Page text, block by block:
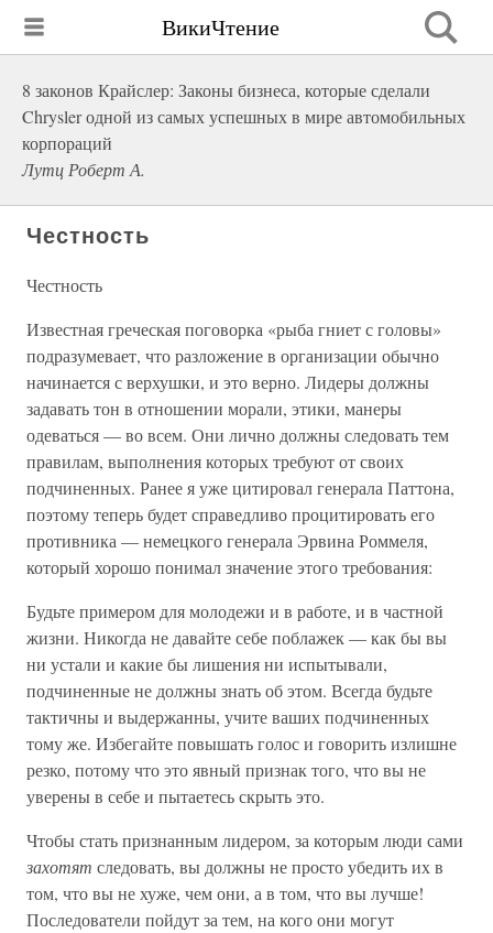
ВикиЧтение
8 законов Крайслер: Законы бизнеса, которые сделали
Chrysler одной из самых успешных в мире автомобильных
корпораций
Лутц Роберт А.
Честность
Честность
Известная греческая поговорка «рыба гниет с головы»
подразумевает, что разложение в организации обычно
начинается с верхушки, и это верно. Лидеры должны
задавать тон в отношении морали, этики, манеры
одеваться — во всем. Они лично должны следовать тем
правилам, выполнения которых требуют от своих
подчиненных. Ранее я уже цитировал генерала Паттона,
поэтому теперь будет справедливо процитировать его
противника — немецкого генерала Эрвина Роммеля,
который хорошо понимал значение этого требования:
Будьте примером для молодежи и в работе, и в частной
жизни. Никогда не давайте себе поблажек — как бы вы
ни устали и какие бы лишения ни испытывали,
подчиненные не должны знать об этом. Всегда будьте
тактичны и выдержанны, учите ваших подчиненных
тому же. Избегайте повышать голос и говорить излишне
резко, потому что это явный признак того, что вы не
уверены в себе и пытаетесь скрыть это.
Чтобы стать признанным лидером, за которым люди сами
захотят следовать, вы должны не просто убедить их в
том, что вы не хуже, чем они, а в том, что вы лучше!
Последователи пойдут за тем, на кого они могут